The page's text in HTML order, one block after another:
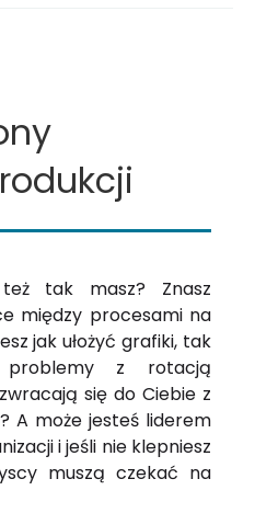
tak masz? Znasz
między procesami na
jak ułożyć grafiki, tak
problemy z rotacją
się do Ciebie z
A może jesteś liderem
i jeśli nie klepniesz
muszą czekać na